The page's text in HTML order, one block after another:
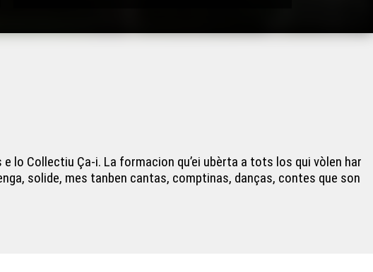
Castellers Catalans
lo Collectiu Ça-i. La formacion qu’ei ubèrta a tots los qui vòlen har
solide, mes tanben cantas, comptinas, danças, contes que son